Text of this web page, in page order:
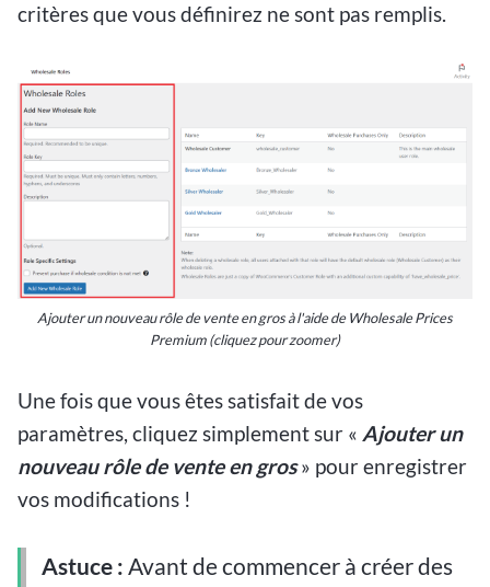
critères que vous définirez ne sont pas remplis.
Ajouter un nouveau rôle de vente en gros à l'aide de Wholesale Prices
Premium (cliquez pour zoomer)
Une fois que vous êtes satisfait de vos
paramètres, cliquez simplement sur « Ajouter un
nouveau rôle de vente en gros» pour enregistrer
vos modifications !
Astuce : Avant de commencer à créer des